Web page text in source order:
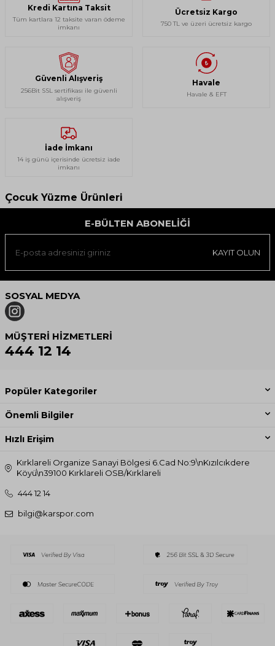
Kredi Kartına Taksit
Tüm kartlara 12 taksite varan ödeme
imkanı
Ücretsiz Kargo
750 TL ve üzeri ücretsiz kargo
Güvenli Alışveriş
256Bit SSL sertifikası ile güvenli
alışveriş
Havale
Havale & EFT
İade İmkanı
14 iş günü içerisinde ücretsiz iade
imkanı
Çocuk Yüzme Ürünleri
E-BÜLTEN ABONELIĞI
KAYIT OLUN
SOSYAL MEDYA
MÜŞTERI HIZMETLERI
444 12 14
Popüler Kategoriler
Önemli Bilgiler
Hızlı Erişim
Kırklareli Organize Sanayi Bölgesi 6.Cad No:9\nKızılcıkdere
Köyü\n39100 Kırklareli OSB/Kırklareli
444 12 14
bilgi@karspor.com